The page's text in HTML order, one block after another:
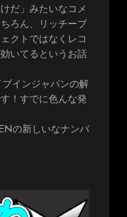
だ」みたいなコメ
ろん、リッチーブ
クトではなくレコ
いてるというお話
インジャパンの解
！すでに色んな発
の新しいなナンバ